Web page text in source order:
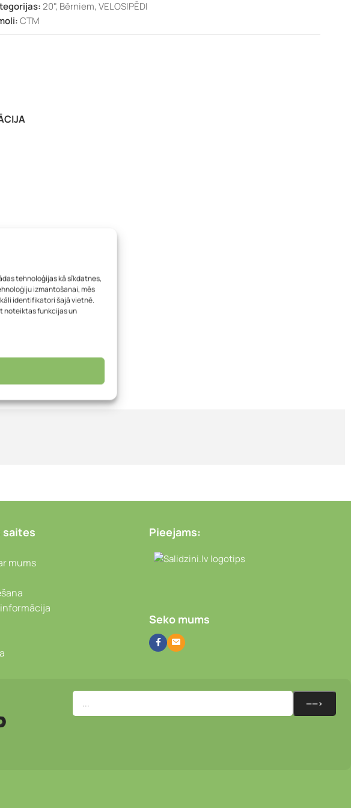
tehnoloģijas kā sīkdatnes,
izmantošanai, mēs
identifikatori šajā vietnē.
noteiktas funkcijas un
20", Bērniem, VELOSIPĒDI
CTM
saites
mums
Pieejams:
Video novērošanas
Seko mums